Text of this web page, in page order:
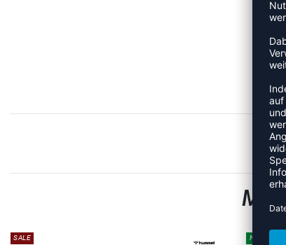
SALE
NEW